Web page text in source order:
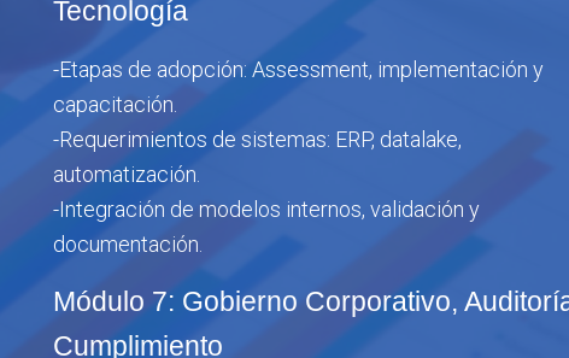
Tecnología
-Etapas de adopción: Assessment, implementación y
capacitación.
-Requerimientos de sistemas: ERP, datalake,
automatización.
-Integración de modelos internos, validación y
documentación.
Módulo 7: Gobierno Corporativo,
Cumplimiento